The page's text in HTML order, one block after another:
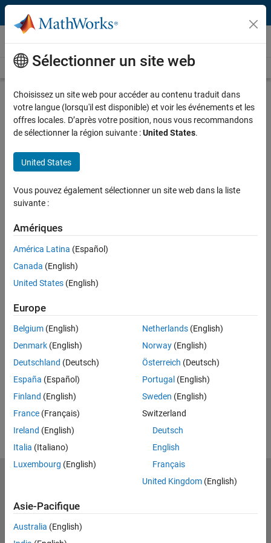
Passer au contenu
Vidéos
Videos Home Search
Play
Description
2023: Achieving IEC 62304
Devices
Published: 18 May 2023
Full Transcript
Related Resources
Feedback
UP NEXT
RELATED VIDEOS
View more related videos
Sélectionner un site web
Choisissez un site web pour accéder au contenu traduit dans
votre langue (lorsqu'il est disponible) et voir les événements et les
offres locales. D’après votre position, nous vous recommandons
de sélectionner la région suivante :United States.
United States
Vous pouvez également sélectionner un site web dans la liste
suivante :
Amériques
América Latina (Español)
Canada (English)
United States (English)
Europe
Belgium (English)
Denmark (English)
Deutschland (Deutsch)
España (Español)
Finland (English)
France (Français)
Ireland (English)
Italia (Italiano)
Luxembourg (English)
Netherlands(English)
Norway(English)
Österreich (Deutsch)
Portugal (English)
Sweden (English)
Switzerland
Deutsch
English
Français
United Kingdom(English)
Asie-Pacifique
Australia (English)